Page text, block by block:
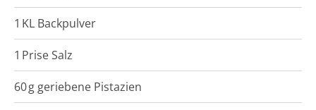
1 KL Backpulver
1 PriseSalz
60g geriebene Pistazien